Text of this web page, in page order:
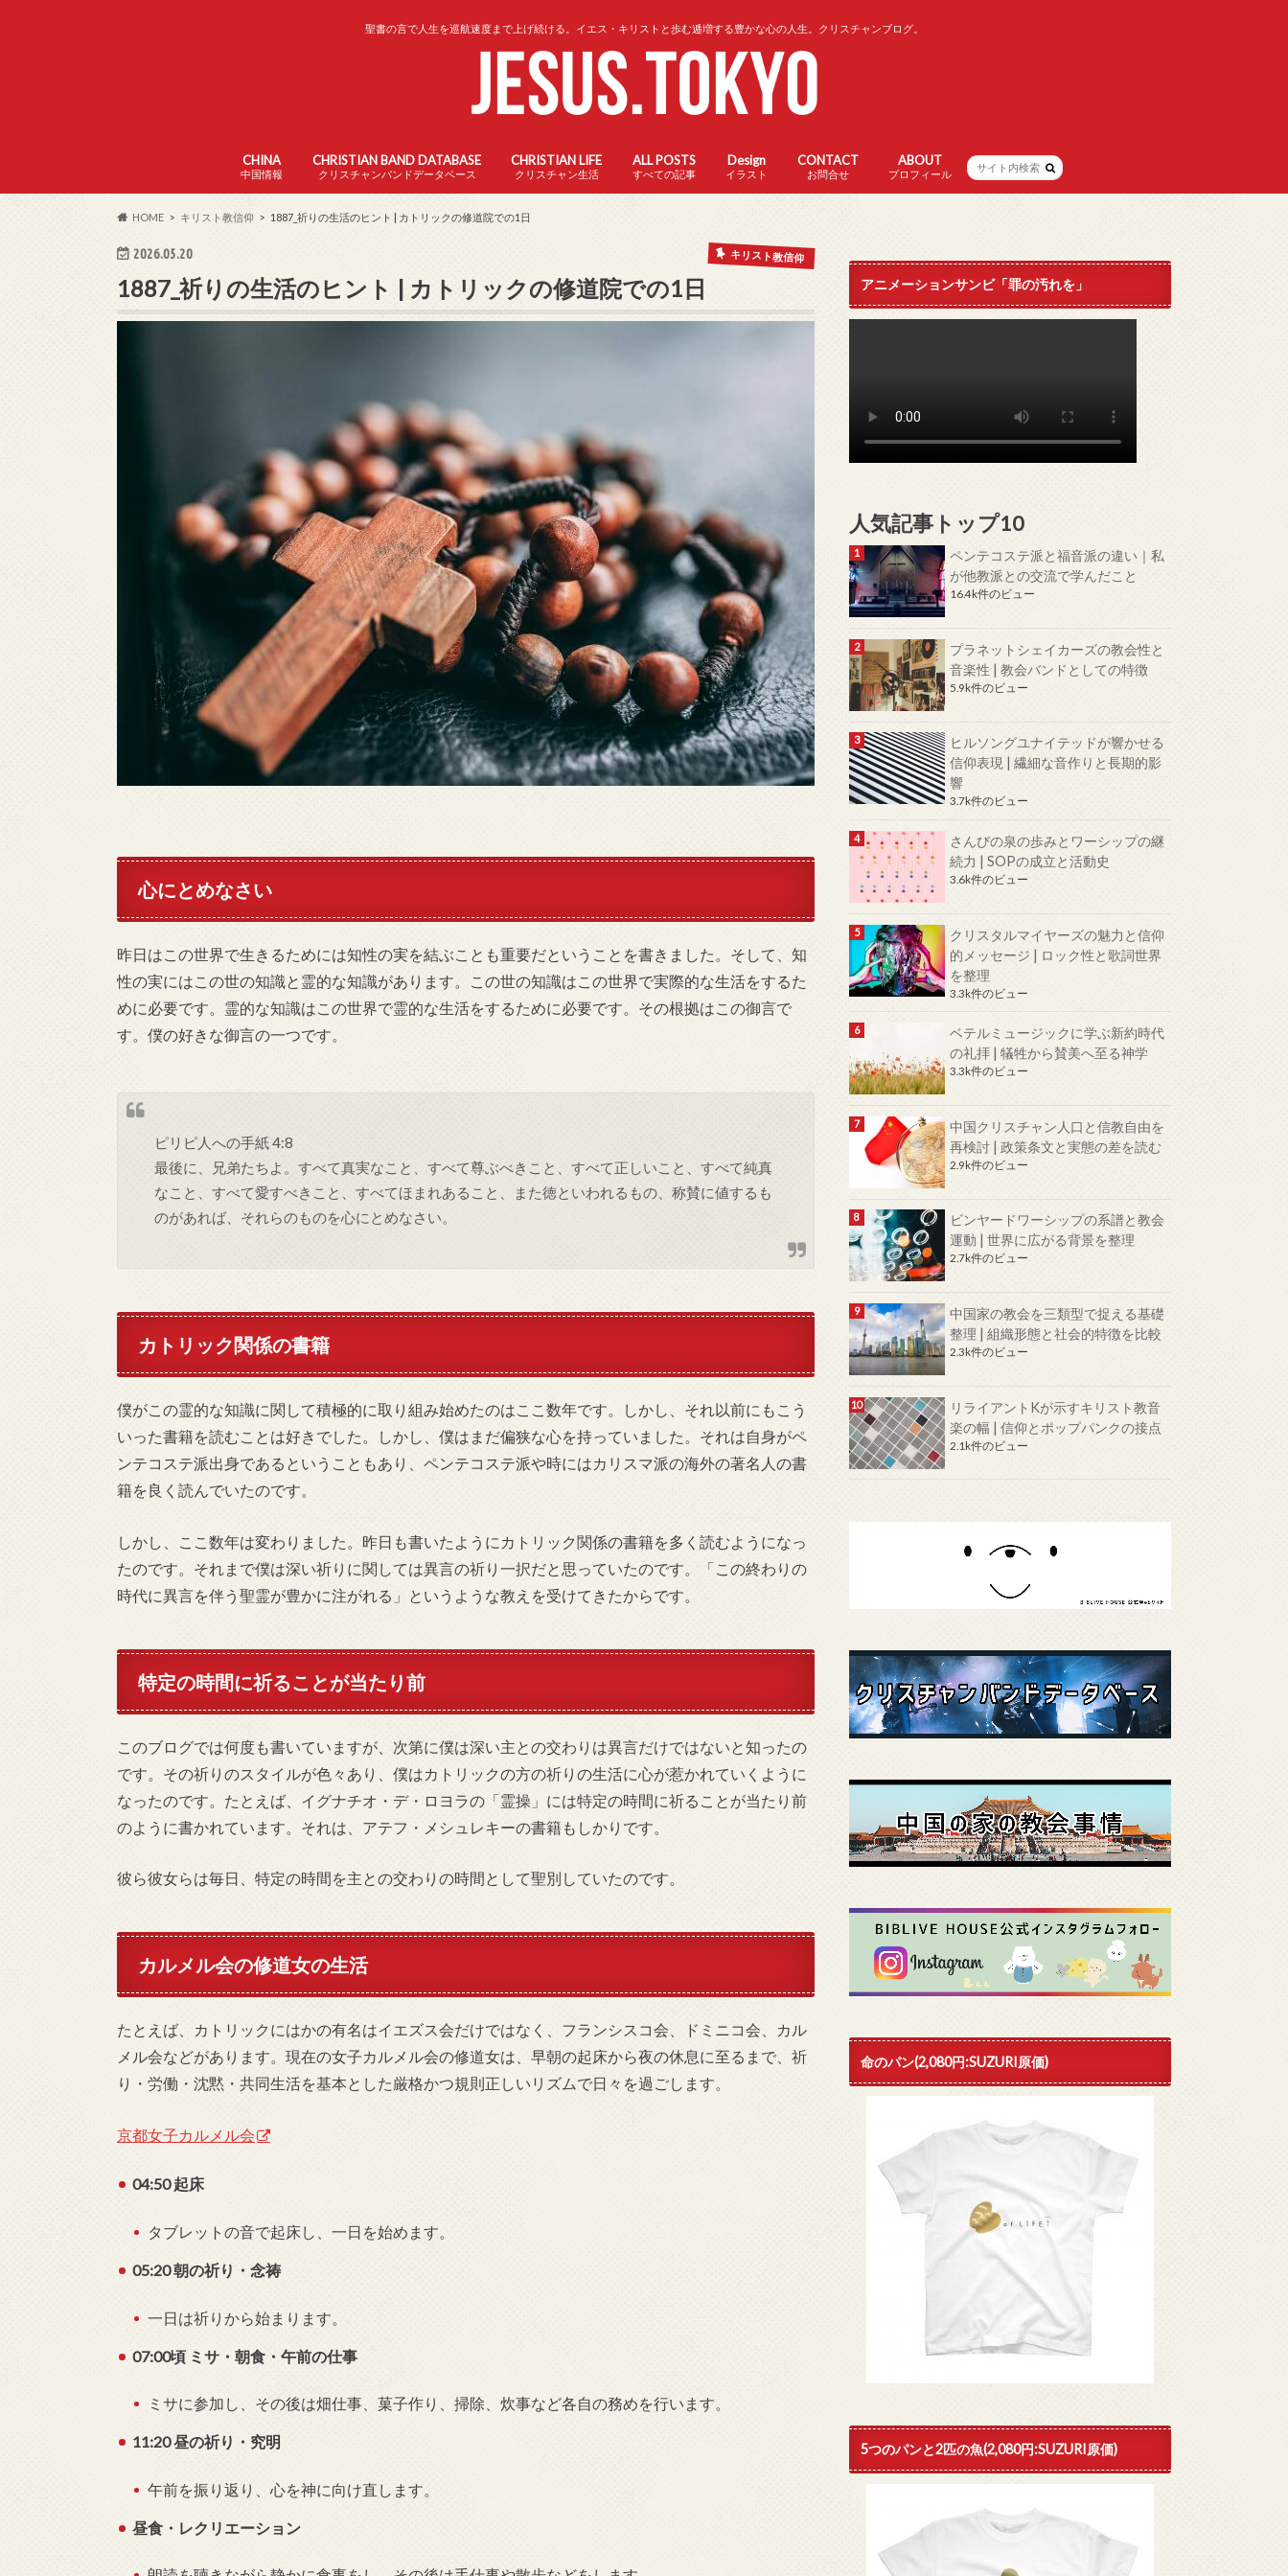
聖書の言で人生を巡航速度まで上げ続ける。イエス・キリストと歩む逓増する豊かな心の人生。クリスチャンブログ。
CHINA
中国情報
CHRISTIAN BAND DATABASE
クリスチャンバンドデータベース
CHRISTIAN LIFE
クリスチャン生活
ALL POSTS
すべての記事
Design
イラスト
CONTACT
お問合せ
ABOUT
プロフィール
HOME キリスト教信仰 1887_祈りの生活のヒント | カトリックの修道院での1日
2026.05.20 キリスト教信仰
1887_祈りの生活のヒント | カトリックの修道院での1日
心にとめなさい
昨日はこの世界で生きるためには知性の実を結ぶことも重要だということを書きました。そして、知
性の実にはこの世の知識と霊的な知識があります。この世の知識はこの世界で実際的な生活をするた
めに必要です。霊的な知識はこの世界で霊的な生活をするために必要です。その根拠はこの御言で
す。僕の好きな御言の一つです。
ピリピ人への手紙 4:8
最後に、兄弟たちよ。すべて真実なこと、すべて尊ぶべきこと、すべて正しいこと、すべて純真
なこと、すべて愛すべきこと、すべてほまれあること、また徳といわれるもの、称賛に値するも
のがあれば、それらのものを心にとめなさい。
カトリック関係の書籍
僕がこの霊的な知識に関して積極的に取り組み始めたのはここ数年です。しかし、それ以前にもこう
いった書籍を読むことは好きでした。しかし、僕はまだ偏狭な心を持っていました。それは自身がペ
ンテコステ派出身であるということもあり、ペンテコステ派や時にはカリスマ派の海外の著名人の書
籍を良く読んでいたのです。
しかし、ここ数年は変わりました。昨日も書いたようにカトリック関係の書籍を多く読むようになっ
たのです。それまで僕は深い祈りに関しては異言の祈り一択だと思っていたのです。「この終わりの
時代に異言を伴う聖霊が豊かに注がれる」というような教えを受けてきたからです。
特定の時間に祈ることが当たり前
このブログでは何度も書いていますが、次第に僕は深い主との交わりは異言だけではないと知ったの
です。その祈りのスタイルが色々あり、僕はカトリックの方の祈りの生活に心が惹かれていくように
なったのです。たとえば、イグナチオ・デ・ロヨラの「霊操」には特定の時間に祈ることが当たり前
のように書かれています。それは、アテフ・メシュレキーの書籍もしかりです。
彼ら彼女らは毎日、特定の時間を主との交わりの時間として聖別していたのです。
カルメル会の修道女の生活
たとえば、カトリックにはかの有名はイエズス会だけではなく、フランシスコ会、ドミニコ会、カル
メル会などがあります。現在の女子カルメル会の修道女は、早朝の起床から夜の休息に至るまで、祈
り・労働・沈黙・共同生活を基本とした厳格かつ規則正しいリズムで日々を過ごします。
京都女子カルメル会
04:50 起床
タブレットの音で起床し、一日を始めます。
05:20 朝の祈り・念祷
一日は祈りから始まります。
07:00頃 ミサ・朝食・午前の仕事
ミサに参加し、その後は畑仕事、菓子作り、掃除、炊事など各自の務めを行います。
11:20 昼の祈り・究明
午前を振り返り、心を神に向け直します。
昼食・レクリエーション
アニメーションサンビ「罪の汚れを」
人気記事トップ10
ペンテコステ派と福音派の違い｜私
が他教派との交流で学んだこと
16.4k件のビュー
プラネットシェイカーズの教会性と
音楽性 | 教会バンドとしての特徴
5.9k件のビュー
ヒルソングユナイテッドが響かせる
信仰表現 | 繊細な音作りと長期的影
響
3.7k件のビュー
さんびの泉の歩みとワーシップの継
続力 | SOPの成立と活動史
3.6k件のビュー
クリスタルマイヤーズの魅力と信仰
的メッセージ | ロック性と歌詞世界
を整理
3.3k件のビュー
ベテルミュージックに学ぶ新約時代
の礼拝 | 犠牲から賛美へ至る神学
3.3k件のビュー
中国クリスチャン人口と信教自由を
再検討 | 政策条文と実態の差を読む
2.9k件のビュー
ビンヤードワーシップの系譜と教会
運動 | 世界に広がる背景を整理
2.7k件のビュー
中国家の教会を三類型で捉える基礎
整理 | 組織形態と社会的特徴を比較
2.3k件のビュー
リライアントKが示すキリスト教音
楽の幅 | 信仰とポップパンクの接点
2.1k件のビュー
命のパン(2,080円:SUZURI原価)
5つのパンと2匹の魚(2,080円:SUZURI原価)